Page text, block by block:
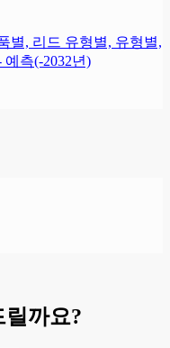
별, 리드 유형별, 유형별,
측(-2032년)
까요?